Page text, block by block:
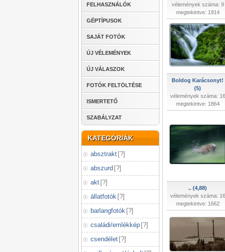
FELHASZNÁLÓK
GÉPTÍPUSOK
SAJÁT FOTÓK
ÚJ VÉLEMÉNYEK
ÚJ VÁLASZOK
FOTÓK FELTÖLTÉSE
ISMERTETŐ
SZABÁLYZAT
KATEGÓRIÁK
absztrakt [?]
abszurd [?]
akt [?]
állatfotók [?]
barlangfotók [?]
családi/emlékkép [?]
csendélet [?]
vélemények száma: 9
megtekintve: 1914
Boldog Karácsonyt!
(5)
vélemények száma: 16
megtekintve: 1864
.. (4,88)
vélemények száma: 16
megtekintve: 1662